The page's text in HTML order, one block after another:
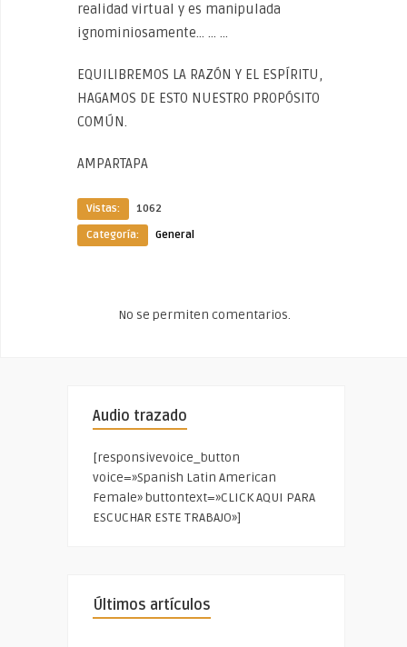
realidad virtual y es manipulada
ignominiosamente… … …
EQUILIBREMOS LA RAZÓN Y EL ESPÍRITU,
HAGAMOS DE ESTO NUESTRO PROPÓSITO
COMÚN.
AMPARTAPA
Vistas:
1062
Categoría:
General
No se permiten comentarios.
Audio trazado
[responsivevoice_button
voice=»Spanish Latin American
Female» buttontext=»CLICK AQUI PARA
ESCUCHAR ESTE TRABAJO»]
Últimos artículos